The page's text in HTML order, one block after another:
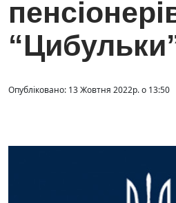
Опубліковано: 13 Жовтня 2022р. о 13:50